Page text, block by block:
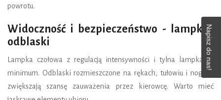
powrotu.
Widoczność i bezpieczeństwo - lampki i
odblaski
Lampka czołowa z regulacją intensywności i tylna lampka to
minimum. Odblaski rozmieszczone na rękach, tułowiu i nogach
zwiększają szansę zauważenia przez kierowcę. Warto mieć
Napisz do nas!